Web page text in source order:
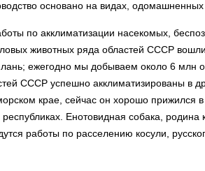
основано на видах, одомашненных
по акклиматизации насекомых,
животных ряда областей СССР
ежегодно мы добываем около 6 млн
СССР успешно акклиматизированы в
крае, сейчас он хорошо прижился
Енотовидная собака, родина
работы по расселению косули,